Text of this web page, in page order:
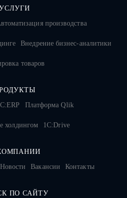
производства
Внедрение бизнес-аналитики
товаров
Платформа Qlik
холдингом 1C:Drive
Новости Вакансии Контакты
ПО САЙТУ